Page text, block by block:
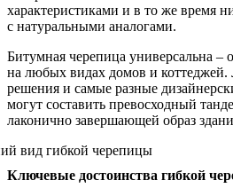
характеристиками и в то же время
с натуральными аналогами.
Битумная черепица универсальна –
на любых видах домов и
решения и самые разные
могут составить превосходный
лаконично завершающей образ
Ключевые достоинства гибкой